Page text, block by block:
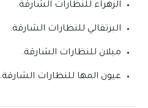
الزهراء للنظارات الشارقة.
البرتقالي للنظارات الشارقة.
ميلان للنظارات الشارقة.
عيون المها للنظارات الشارقة.